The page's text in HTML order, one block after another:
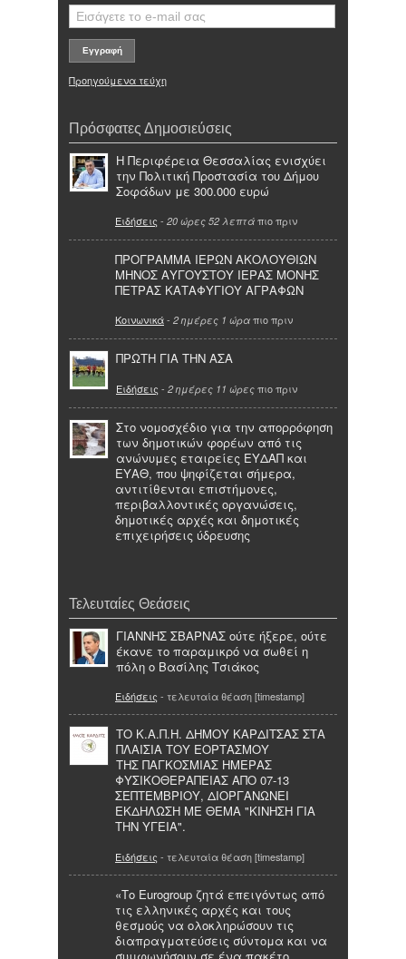
Προηγούμενα τεύχη
Πρόσφατες Δημοσιεύσεις
Η Περιφέρεια Θεσσαλίας ενισχύει
την Πολιτική Προστασία του Δήμου
Σοφάδων με 300.000 ευρώ
Ειδήσεις - 20 ώρες 52 λεπτά πιο πριν
ΠΡΟΓΡΑΜΜΑ ΙΕΡΩΝ ΑΚΟΛΟΥΘΙΩΝ
ΜΗΝΟΣ ΑΥΓΟΥΣΤΟΥ ΙΕΡΑΣ ΜΟΝΗΣ
ΠΕΤΡΑΣ ΚΑΤΑΦΥΓΙΟΥ ΑΓΡΑΦΩΝ
Κοινωνικά- 2 ημέρες 1 ώρα πιο πριν
ΠΡΩΤΗ ΓΙΑ ΤΗΝ ΑΣΑ
Ειδήσεις - 2 ημέρες 11 ώρες πιο πριν
Στο νομοσχέδιο για την απορρόφηση
των δημοτικών φορέων από τις
ανώνυμες εταιρείες ΕΥΔΑΠ και
ΕΥΑΘ, που ψηφίζεται σήμερα,
αντιτίθενται επιστήμονες,
περιβαλλοντικές οργανώσεις,
δημοτικές αρχές και δημοτικές
επιχειρήσεις ύδρευσης
Τελευταίες Θεάσεις
ΓΙΑΝΝΗΣ ΣΒΑΡΝΑΣ ούτε ήξερε, ούτε
έκανε το παραμικρό να σωθεί η
πόλη ο Βασίλης Τσιάκος
Ειδήσεις - τελευταία θέαση [timestamp]
ΤΟ Κ.Α.Π.Η. ΔΗΜΟΥ ΚΑΡΔΙΤΣΑΣ ΣΤΑ
ΠΛΑΙΣΙΑ ΤΟΥ ΕΟΡΤΑΣΜΟΥ
ΤΗΣ ΠΑΓΚΟΣΜΙΑΣ ΗΜΕΡΑΣ
ΦΥΣΙΚΟΘΕΡΑΠΕΙΑΣ ΑΠΟ 07-13
ΣΕΠΤΕΜΒΡΙΟΥ, ΔΙΟΡΓΑΝΩΝΕΙ
ΕΚΔΗΛΩΣΗ ΜΕ ΘΕΜΑ "ΚΙΝΗΣΗ ΓΙΑ
ΤΗΝ ΥΓΕΙΑ".
Ειδήσεις - τελευταία θέαση [timestamp]
«Το Eurogrοup ζητά επειγόντως από
τις ελληνικές αρχές και τους
θεσμούς να ολοκληρώσουν τις
διαπραγματεύσεις σύντομα και να
συμφωνήσουν σε ένα πακέτο